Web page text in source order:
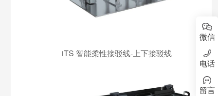
微信
电话
留言
iTS 智能柔性接驳线-上下接驳线